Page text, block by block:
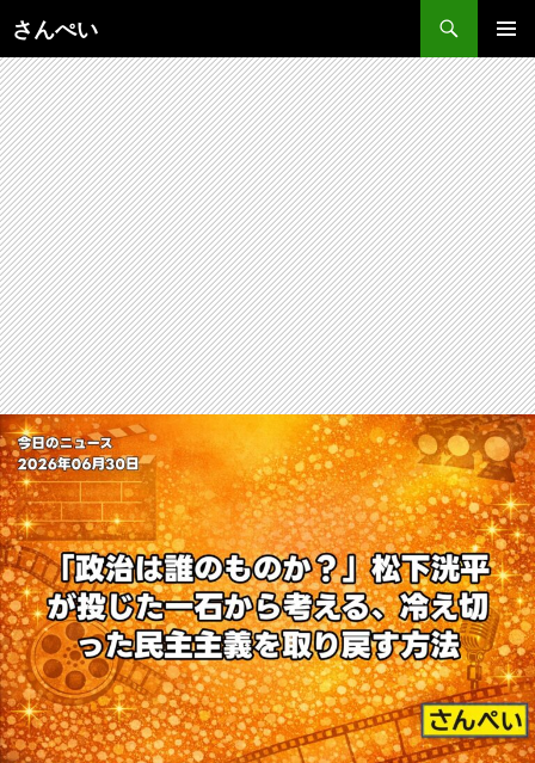
ン
テ
ン
ツ
へ
ス
キ
ッ
プ
さんぺい
メインメ
ニュー